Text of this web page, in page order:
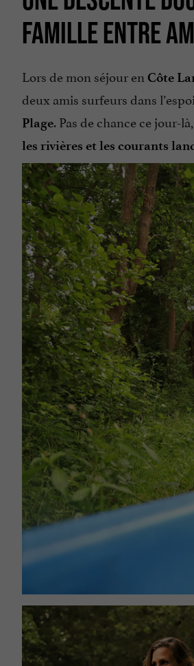
FAMILLE ENTRE
Lors de mon séjour en Côte
deux amis surfeurs dans
Plage. Pas de chance ce jour-
les rivières et les courants